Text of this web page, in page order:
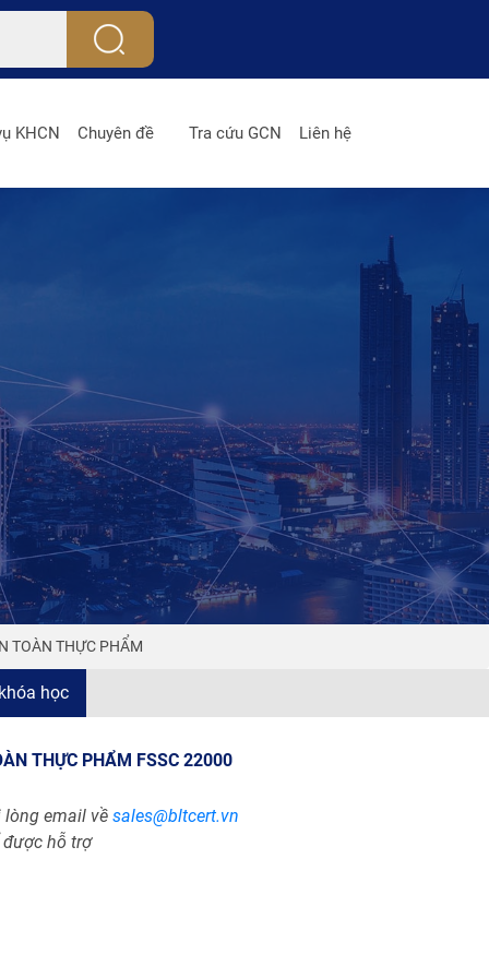
KHCN Chuyên đề Tra cứu GCN Liên hệ
TOÀN THỰC PHẨM
học
THỰC PHẨM FSSC 22000
lòng email về sales@bltcert.vn
được hỗ trợ